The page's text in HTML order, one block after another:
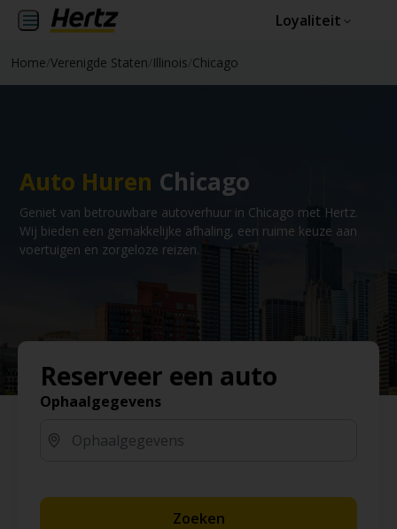
Loyaliteit
Home Verenigde Staten Illinois Chicago
Auto Huren Chicago
Geniet van betrouwbare autoverhuur in Chicago met Hertz.
Wij bieden een gemakkelijke afhaling, een ruime keuze aan
voertuigen en zorgeloze reizen.
Reserveer een auto
Ophaalgegevens
Zoeken